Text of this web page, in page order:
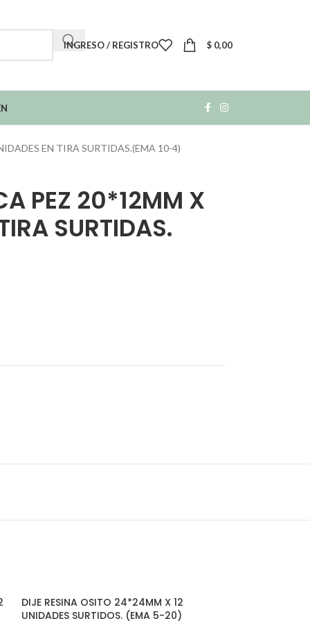
INGRESO / REGISTRO $ 0,00
EN TIRA SURTIDAS.(EMA 10-4)
PEZ 20*12MM X
SURTIDAS.
DIJE RESINA OSITO 24*24MM X 12
UNIDADES SURTIDOS. (EMA 5-20)